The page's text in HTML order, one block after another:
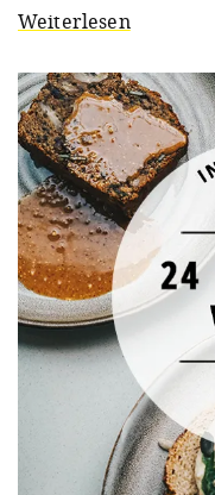
Weiterlesen